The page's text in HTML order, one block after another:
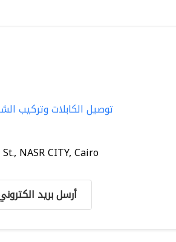
توصيل الكابلات وتركيب
NASR CITY, Cairo
أرسل بريد